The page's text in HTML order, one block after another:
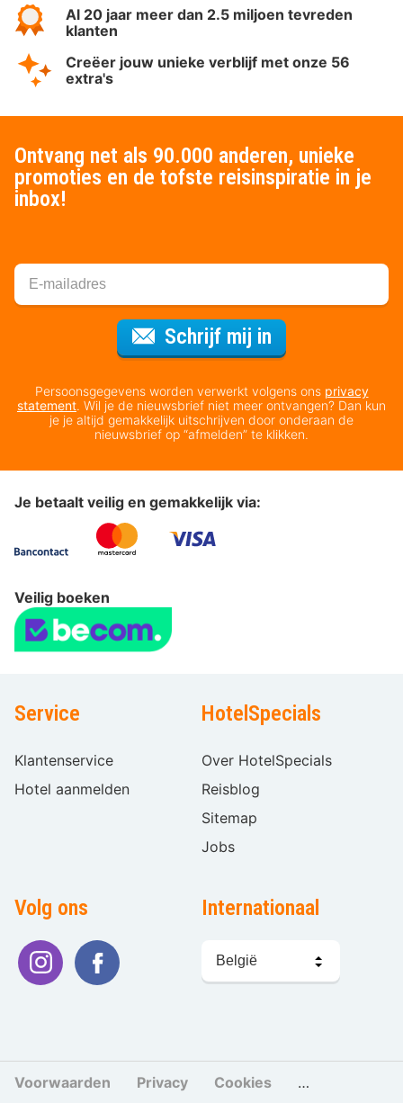
Al 20 jaar meer dan 2.5 miljoen tevreden
klanten
Creëer jouw unieke verblijf met onze 56
extra's
Ontvang net als 90.000 anderen, unieke
promoties en de tofste reisinspiratie in je
inbox!
Schrijf mij in
Persoonsgegevens worden verwerkt volgens ons privacy
statement. Wil je de nieuwsbrief niet meer ontvangen? Dan kun
je je altijd gemakkelijk uitschrijven door onderaan de
nieuwsbrief op “afmelden” te klikken.
Je betaalt veilig en gemakkelijk via:
Veilig boeken
Service
Klantenservice
Hotel aanmelden
HotelSpecials
Over HotelSpecials
Reisblog
Sitemap
Jobs
Volg ons Internationaal
kiezen
Voorwaarden Privacy Cookies Cookies